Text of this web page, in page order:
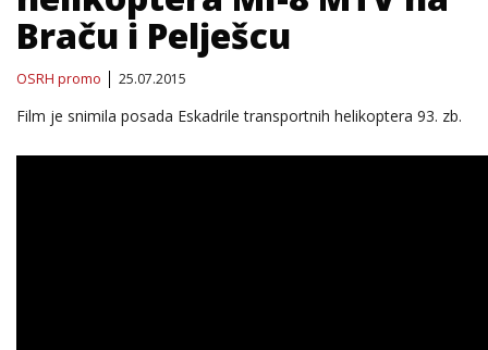
Braču i Pelješcu
OSRH promo 25.07.2015
Film je snimila posada Eskadrile transportnih helikoptera 93. zb.